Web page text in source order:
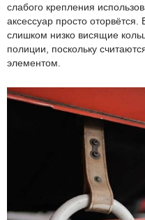
слабого крепления
аксессуар просто
слишком низко висящие
полиции, поскольку
элементом.